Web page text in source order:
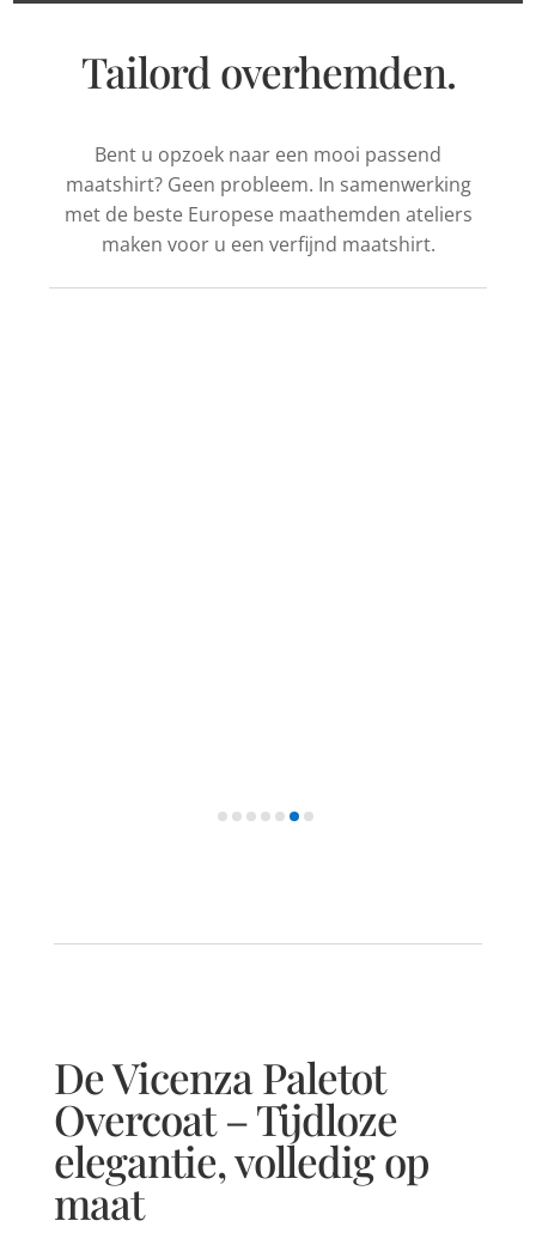
Tailord overhemden.
Bent u opzoek naar een mooi passend
maatshirt? Geen probleem. In samenwerking
met de beste Europese maathemden ateliers
maken voor u een verfijnd maatshirt.
De Vicenza Paletot
Overcoat – Tijdloze
elegantie, volledig op
maat